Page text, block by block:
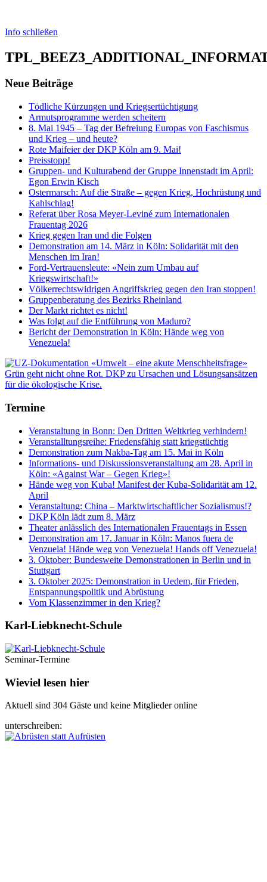
Info schließen
Neue Beiträge
Tödliche Kürzungen und Kriegsertüchtigung
Armutsprogramme werden scheitern
8. Mai 1945 – Tag der Befreiung Europas von Faschismus
und Krieg – und heute?
Rote Maifeier der DKP Köln am 9. Mai!
Preisstopp!
Gruppen- und Kulturabend der Gruppe Innenstadt im April:
Egon Erwin Kisch
Ostermarsch: Auf die Straße – gegen Krieg, Hochrüstung und
Kahlschlag!
Referat über Rosa Meyer-Leviné zum Internationalen
Frauentag 2026
Krieg gegen Iran und die Folgen
Demonstration am 14. März in Köln: Solidarität mit den
Menschen im Iran!
Ford-Vertrauensleute: «Nein zum Umbau auf
Kriegswirtschaft!»
Völkerrechtswidrigen Angriffskrieg gegen den Iran stoppen!
Gruppenberatung des Bezirks Rheinland
Der Markt richtet es nicht!
Was folgt auf die Entführung von Maduro?
Bericht der Demonstration in Köln: Hände weg von
Venezuela!
Termine
Veranstaltung in Bonn: Den Dritten Weltkrieg verhindern!
Veranstalltungsreihe: Friedensfähig statt kriegstüchtig
Demonstration zum Nakba-Tag am 15. Mai in Köln
Informations- und Diskussionsveranstaltung am 28. April in
Köln: «Against War – Gegen Krieg»!
Hände weg von Kuba! Manifest der Kuba-Solidarität am 12.
April
Veranstaltung: China – Marktwirtschaftlicher Sozialismus!?
DKP Köln lädt zum 8. März
Theater anlässlich des Internationalen Frauentags in Essen
Demonstration am 17. Januar in Köln: Manos fuera de
Venzuela! Hände weg von Venezuela! Hands off Venezuela!
3. Oktober: Bundesweite Demonstrationen in Berlin und in
Stuttgart
3. Oktober 2025: Demonstration in Uedem, für Frieden,
Entspannungspolitik und Abrüstung
Vom Klassenzimmer in den Krieg?
Karl-Liebknecht-­Schule
Seminar-Termine
Wieviel lesen hier
Aktuell sind 304 Gäste und keine Mitglieder online
unterschreiben: